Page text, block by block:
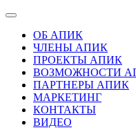
ОБ АПИК
ЧЛЕНЫ АПИК
ПРОЕКТЫ АПИК
ВОЗМОЖНОСТИ
ПАРТНЕРЫ АПИК
МАРКЕТИНГ
КОНТАКТЫ
ВИДЕО